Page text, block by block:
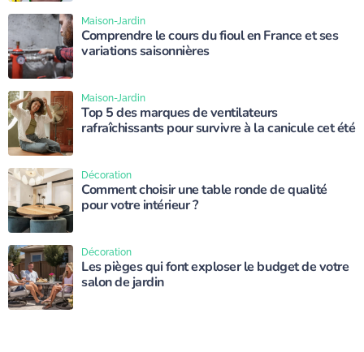
Comprendre le cours du fioul en France et ses
variations saisonnières
Maison-Jardin
Top 5 des marques de ventilateurs
rafraîchissants pour survivre à la canicule cet été
Maison-Jardin
Comment choisir une table ronde de qualité
pour votre intérieur ?
Décoration
Les pièges qui font exploser le budget de votre
salon de jardin
Décoration